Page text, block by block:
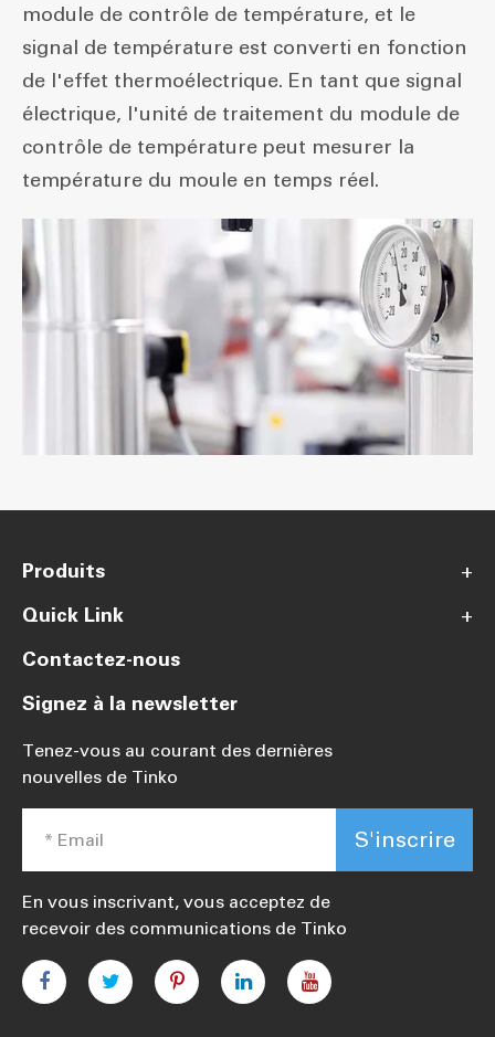
module de contrôle de température, et le
signal de température est converti en fonction
de l'effet thermoélectrique. En tant que signal
électrique, l'unité de traitement du module de
contrôle de température peut mesurer la
température du moule en temps réel.
Produits
+
Quick Link
+
Contactez-nous
Signez à la newsletter
Tenez-vous au courant des dernières
nouvelles de Tinko
S'inscrire
En vous inscrivant, vous acceptez de
recevoir des communications de Tinko